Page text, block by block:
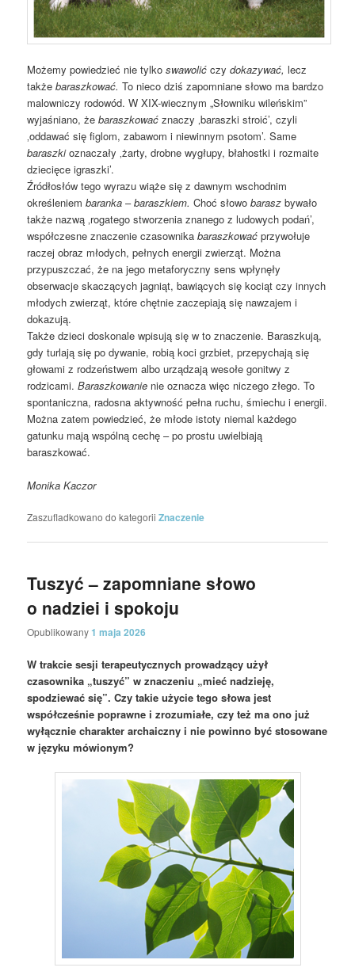
Możemy powiedzieć nie tylkoswawolić czydokazywać, lecz
takżebaraszkować. To nieco dziś zapomniane słowo ma bardzo
malowniczy rodowód. W XIX-wiecznym „Słowniku wileńskim”
wyjaśniano, żebaraszkować znaczy ‚baraszki stroić’, czyli
‚oddawać się figlom, zabawom i niewinnym psotom’. Same
baraszkioznaczały ‚żarty, drobne wygłupy, błahostki i rozmaite
dziecięce igraszki’.
Źródłosłów tego wyrazu wiąże się z dawnym wschodnim
określeniembaranka –baraszkiem. Choć słowobarasz bywało
także nazwą ‚rogatego stworzenia znanego z ludowych podań’,
współczesne znaczenie czasownikabaraszkować przywołuje
raczej obraz młodych, pełnych energii zwierząt. Można
przypuszczać, że na jego metaforyczny sens wpłynęły
obserwacje skaczących jagniąt, bawiących się kociąt czy innych
młodych zwierząt, które chętnie zaczepiają się nawzajem i
dokazują.
Także dzieci doskonale wpisują się w to znaczenie. Baraszkują,
gdy turlają się po dywanie, robią koci grzbiet, przepychają się
głowami z rodzeństwem albo urządzają wesołe gonitwy z
rodzicami.Baraszkowanie nie oznacza więc niczego złego. To
spontaniczna, radosna aktywność pełna ruchu, śmiechu i energii.
Można zatem powiedzieć, że młode istoty niemal każdego
gatunku mają wspólną cechę – po prostu uwielbiają
baraszkować.
Monika Kaczor
Zaszufladkowano do kategorii Znaczenie
Tuszyć – zapomniane słowo
o nadziei i spokoju
Opublikowany1 maja 2026
W trakcie sesji terapeutycznych prowadzący użył
czasownika „tuszyć” w znaczeniu „mieć nadzieję,
spodziewać się”. Czy takie użycie tego słowa jest
współcześnie poprawne i zrozumiałe, czy też ma ono już
wyłącznie charakter archaiczny i nie powinno być stosowane
w języku mówionym?